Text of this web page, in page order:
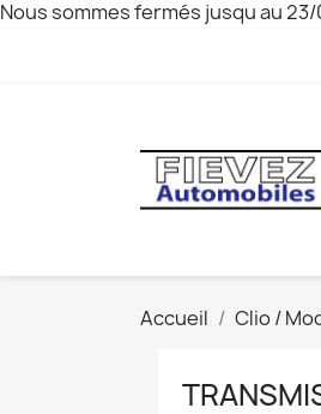
Nous sommes fermés jusqu au
Accueil Clio /